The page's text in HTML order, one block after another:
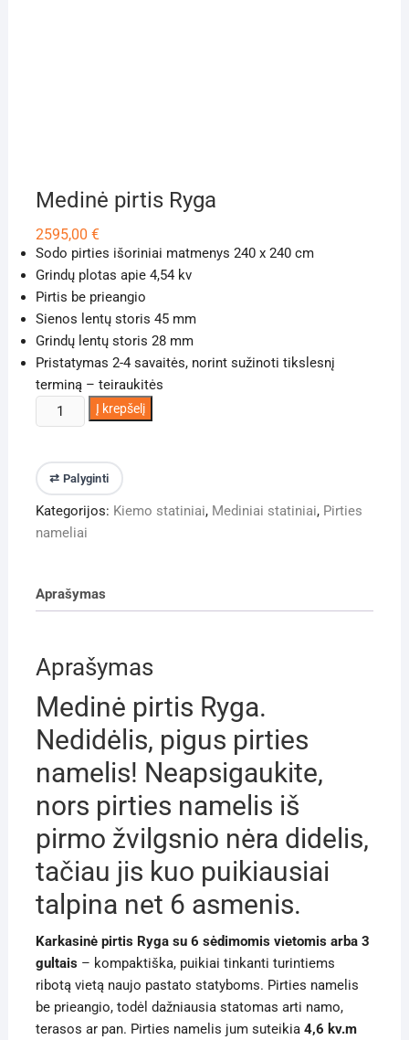
Medinė pirtis Ryga
2595,00 €
Sodo pirties išoriniai matmenys 240 x 240 cm
Grindų plotas apie 4,54 kv
Pirtis be prieangio
Sienos lentų storis 45 mm
Grindų lentų storis 28 mm
Pristatymas 2-4 savaitės, norint sužinoti tikslesnį
terminą – teiraukitės
produkto
kiekis:
pirtis
Ryga
Į krepšelį
⇄ Palyginti
Kategorijos: Kiemo statiniai, Mediniai statiniai, Pirties
nameliai
Aprašymas
Aprašymas
Medinė pirtis Ryga.
Nedidėlis, pigus pirties
namelis! Neapsigaukite,
nors pirties namelis iš
pirmo žvilgsnio nėra didelis,
tačiau jis kuo puikiausiai
talpina net 6 asmenis.
Karkasinė pirtis Ryga su 6 sėdimomis vietomis arba 3
gultais– kompaktiška, puikiai tinkanti turintiems
ribotą vietą naujo pastato statyboms. Pirties namelis
be prieangio, todėl dažniausia statomas arti namo,
terasos ar pan. Pirties namelis jum suteikia 4,6 kv.m